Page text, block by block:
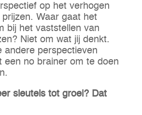
op het verhogen
prijzen. Waar gaat het
bij het vaststellen van
Niet om wat jij denkt.
andere perspectieven
een no brainer om te doen
sleutels tot groei? Dat